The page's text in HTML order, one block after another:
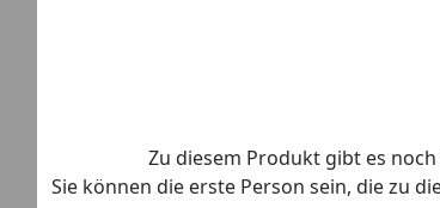
Zu diesem Produkt gibt es
Sie können die erste Person sein, die zu